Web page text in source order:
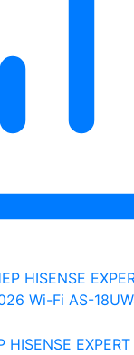
EXPERT